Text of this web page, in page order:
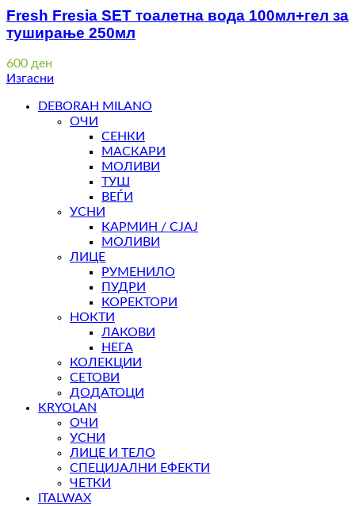
Fresh Fresia SET тоалетна вода 100мл+гел за
туширање 250мл
600 ден
Изгасни
DEBORAH MILANO
ОЧИ
СЕНКИ
МАСКАРИ
МОЛИВИ
ТУШ
ВЕЃИ
УСНИ
КАРМИН / СЈАЈ
МОЛИВИ
ЛИЦЕ
РУМЕНИЛО
ПУДРИ
КОРЕКТОРИ
НОКТИ
ЛАКОВИ
НЕГА
КОЛЕКЦИИ
СЕТОВИ
ДОДАТОЦИ
KRYOLAN
ОЧИ
УСНИ
ЛИЦЕ И ТЕЛО
СПЕЦИЈАЛНИ ЕФЕКТИ
ЧЕТКИ
ITALWAX